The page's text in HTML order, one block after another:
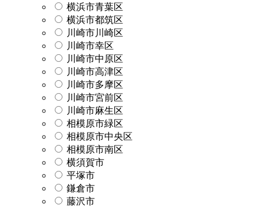
横浜市青葉区
横浜市都筑区
川崎市川崎区
川崎市幸区
川崎市中原区
川崎市高津区
川崎市多摩区
川崎市宮前区
川崎市麻生区
相模原市緑区
相模原市中央区
相模原市南区
横須賀市
平塚市
鎌倉市
藤沢市